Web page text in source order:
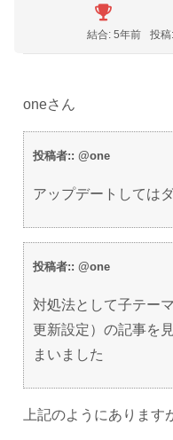
結合: 5年前 投
oneさん
投稿者:: @one
アップデートしては
投稿者:: @one
対処法として子テー
更新設定）の記事を
まいました
上記のようにあります